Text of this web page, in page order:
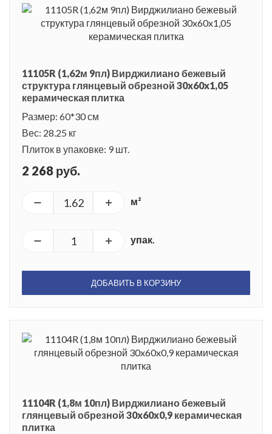
11105R (1,62м 9пл) Вирджилиано бежевый
структура глянцевый обрезной 30x60x1,05
керамическая плитка
Размер: 60*30 см
Вес: 28.25 кг
Плиток в упаковке: 9 шт.
2 268 руб.
м²
упак.
ДОБАВИТЬ В КОРЗИНУ
11104R (1,8м 10пл) Вирджилиано бежевый
глянцевый обрезной 30x60x0,9 керамическая
плитка